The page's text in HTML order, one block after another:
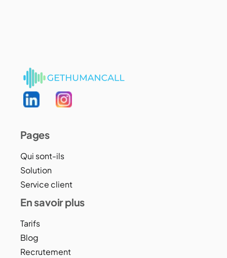
Pages
Qui sont-ils
Solution
Service client
En savoir plus
Tarifs
Blog
Recrutement